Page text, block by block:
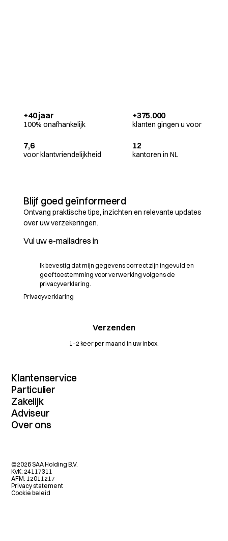
+40 jaar
100% onafhankelijk
+375.000
klanten gingen u voor
7,6
voor klantvriendelijkheid
12
kantoren in NL
Klantenservice
Contact
MijnDossier
Schade melden
Vergelijkingskaarten
Dienstenwijzers
Algemene voorwaarden
Klachten
Fraudebeleid
Beloningsbeleid
Disclaimer
Particulier
Verzekeringenoverzicht
Autoverzekering
Inboedelverzekering
Aansprakelijkheidsverzekering
Opstalverzekering
Zakelijk
Verzekeringenoverzicht
Maritiem
Transport
(Beroeps-)aansprakelijkheid
Inkomen en Vitaliteit
Recycling
KIVI
Adviseur
Dienstenoverzicht
Extranet
Over ons
Onze kantoren
Blijf goed geïnformeerd
Ontvang praktische tips, inzichten en relevante updates
over uw verzekeringen.
Ik bevestig dat mijn gegevens correct zijn ingevuld en
geef toestemming voor verwerking volgens de
privacyverklaring.
Privacyverklaring
1–2 keer per maand in uw inbox.
©2026 SAA Holding B.V.
KvK: 24117311
AFM: 12011217
Privacy statement
Cookie beleid